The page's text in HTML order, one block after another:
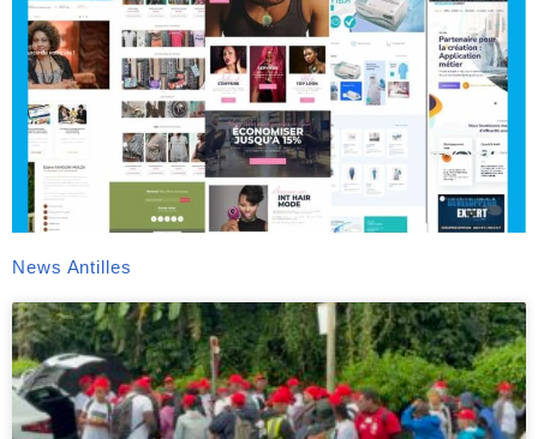
News Antilles